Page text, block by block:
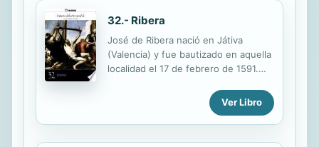
32.- Ribera
José de Ribera nació en Játiva
(Valencia) y fue bautizado en aquella
localidad el 17 de febrero de 1591.
esposa Margarita Cucó, sus padres
le enviaron a Valencia para que
siguiera la carrera de Letras en
aquella Universidad, pero su afición a
Ver Libro